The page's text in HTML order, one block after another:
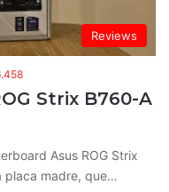
Reviews
Strix B760-A
Asus ROG Strix
placa madre, que…